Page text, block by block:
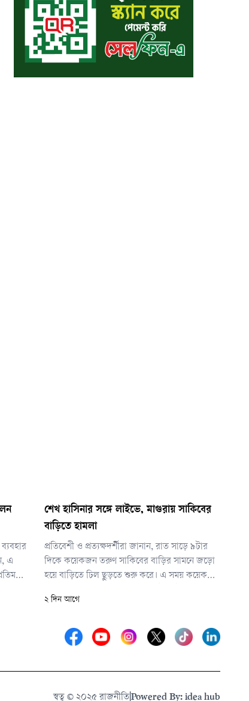
এ
শেখ হাসিনার সঙ্গে লাইভে, মাগুরায় সাকিবের
বাড়িতে হামলা
প্রতিবেশী ও প্রত্যক্ষদর্শীরা জানান, রাত সাড়ে ৯টার
দিকে কয়েকজন তরুণ সাকিবের বাড়ির সামনে জড়ো
হয়ে বাড়িতে ঢিল ছুড়তে শুরু করে। এ সময় কয়েকটি
আগুন দেওয়ার ঘটনাও ঘটে। তরুণরা বাড়ির গেট
ঢিলে বাড়ির কয়েকটি জানালা ভেঙে গেছে।
২ দিন আগে
স্বত্ব © ২০২৫ রাজনীতিPowered By: idea hub